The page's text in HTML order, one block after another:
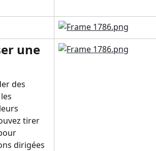
une
des
tirer
dirigées